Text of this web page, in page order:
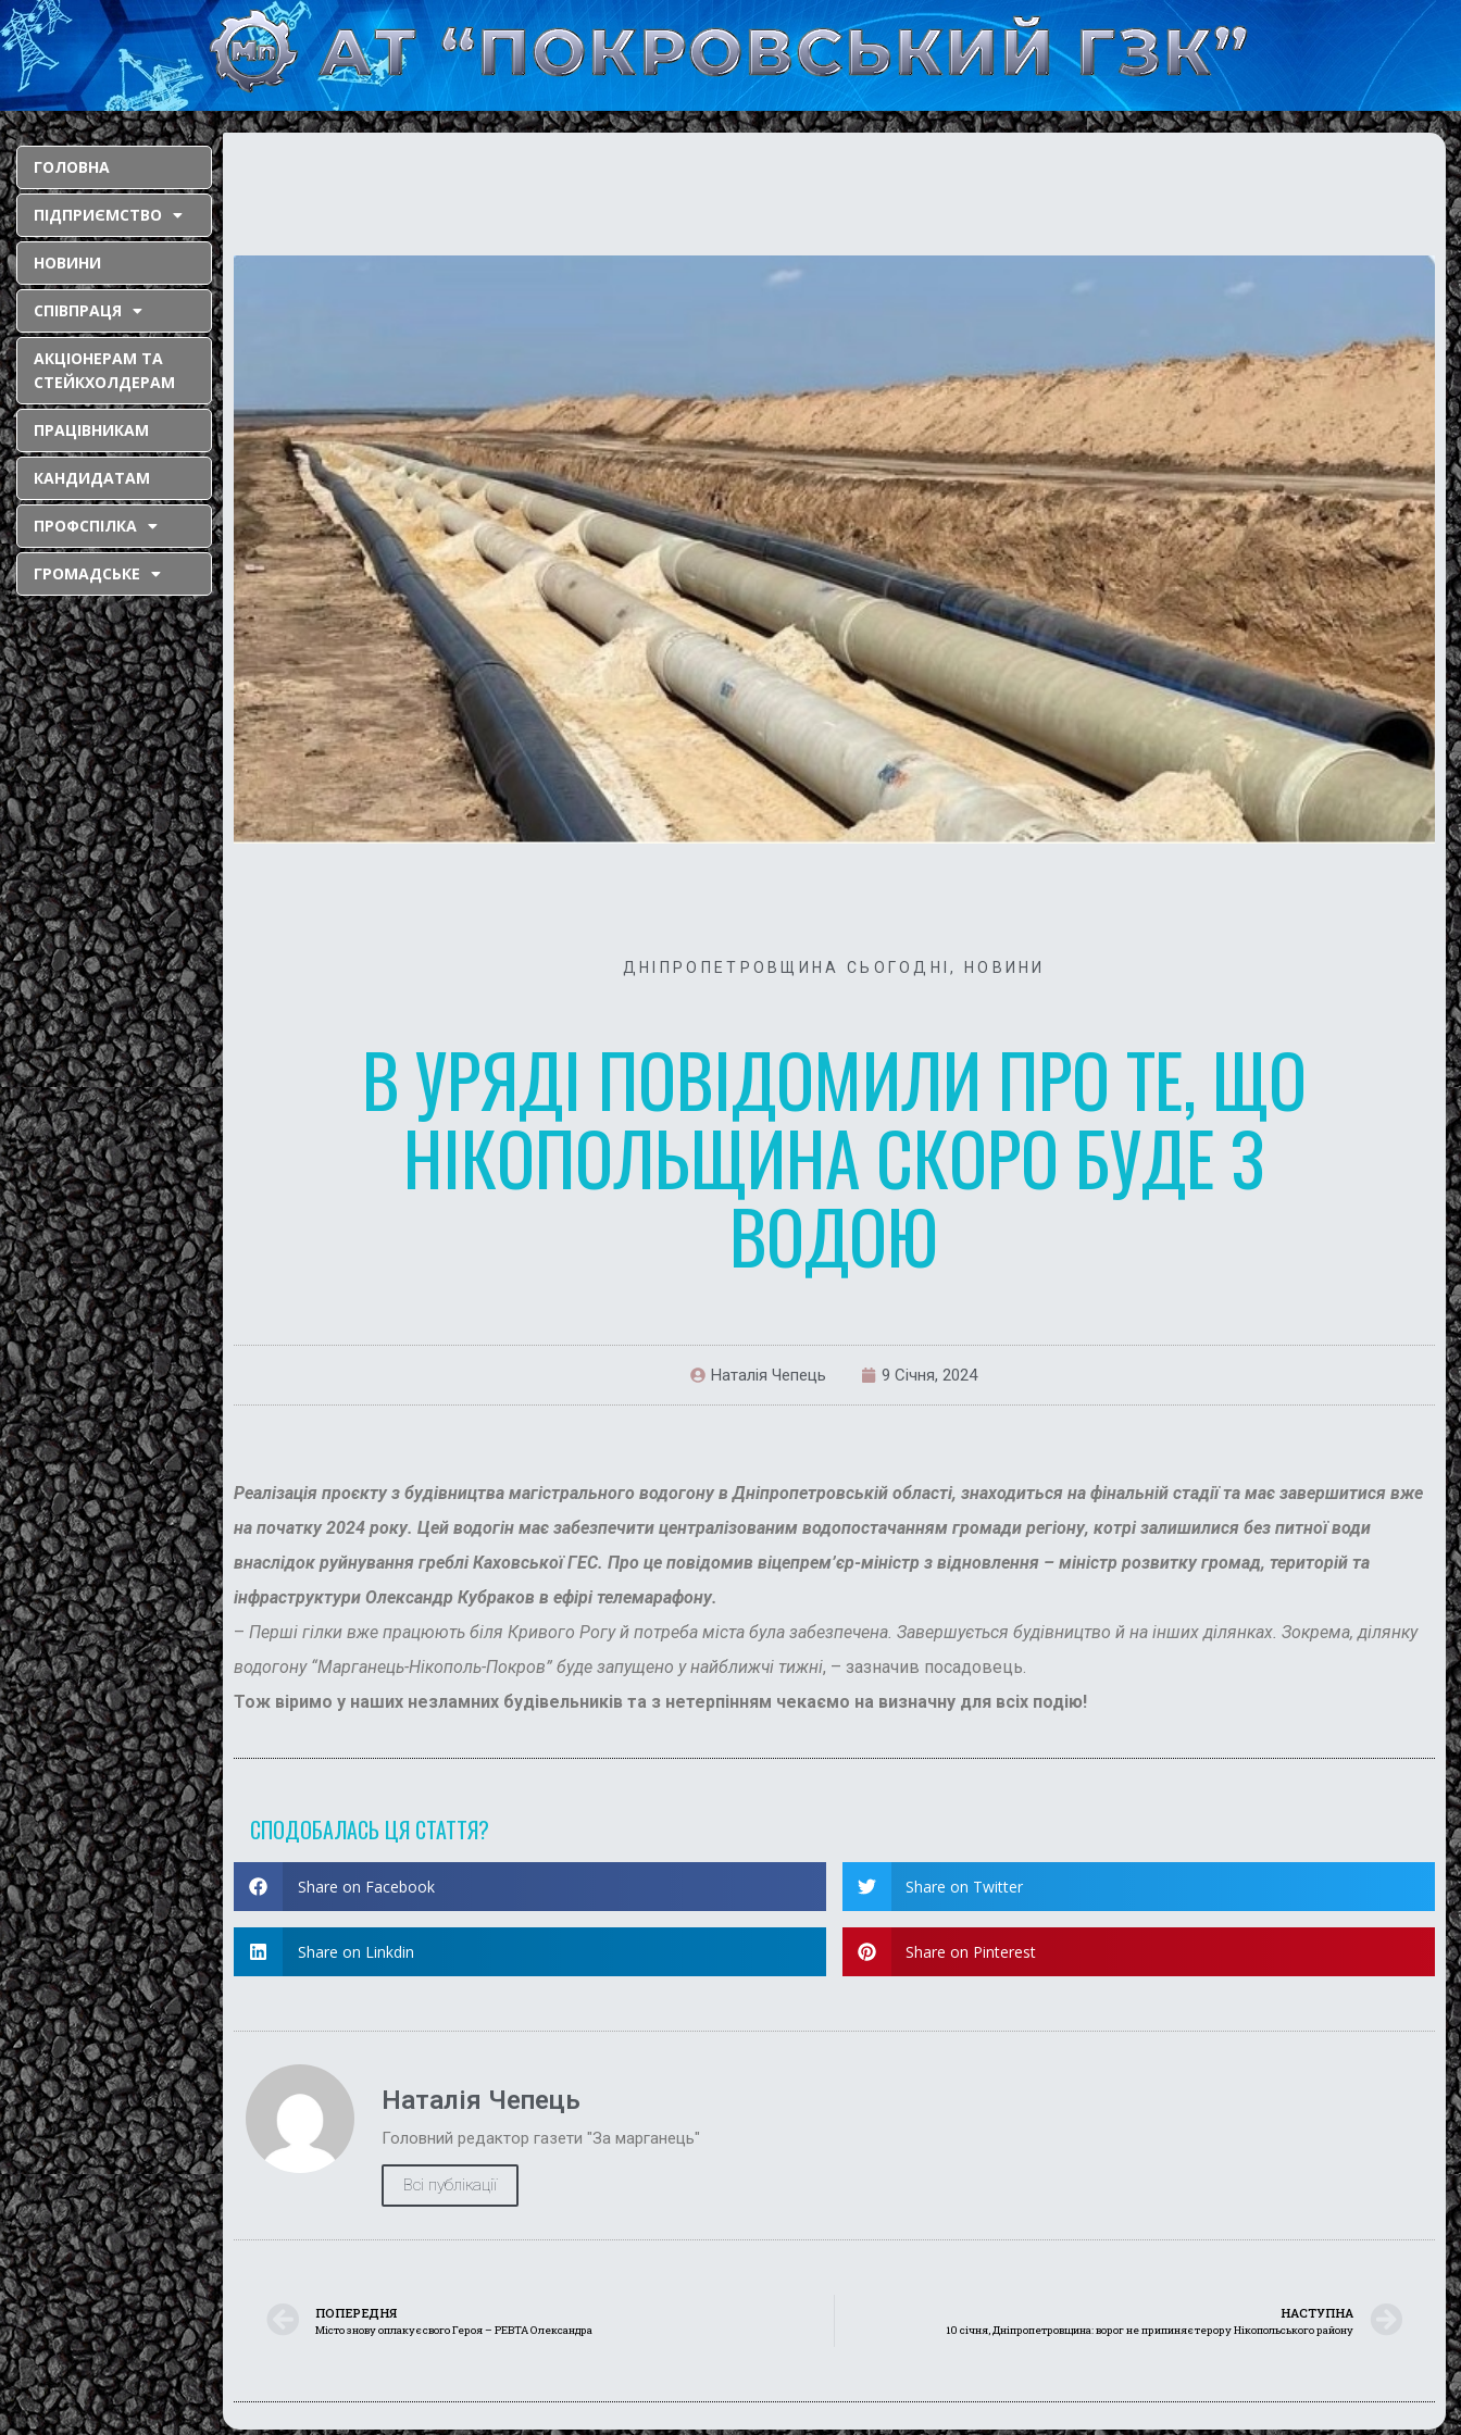
ГОЛОВНА
ПІДПРИЄМСТВО
НОВИНИ
СПІВПРАЦЯ
АКЦІОНЕРАМ ТА
СТЕЙКХОЛДЕРАМ
ПРАЦІВНИКАМ
КАНДИДАТАМ
ПРОФСПІЛКА
ГРОМАДСЬКЕ
ДНІПРОПЕТРОВЩИНА СЬОГОДНІ, НОВИНИ
В УРЯДІ ПОВІДОМИЛИ ПРО ТЕ, ЩО
НІКОПОЛЬЩИНА СКОРО БУДЕ З
ВОДОЮ
Наталія Чепець 9 Січня, 2024
Реалізація проєкту з будівництва магістрального водогону в Дніпропетровській області, знаходиться на фінальній стадії та має завершитися вже
на початку 2024 року. Цей водогін має забезпечити централізованим водопостачанням громади регіону, котрі залишилися без питної води
внаслідок руйнування греблі Каховської ГЕС. Про це повідомив віцепрем’єр-міністр з відновлення – міністр розвитку громад, територій та
інфраструктури Олександр Кубраков в ефірі телемарафону.
–Перші гілки вже працюють біля Кривого Рогу й потреба міста була забезпечена. Завершується будівництво й на інших ділянках. Зокрема, ділянку
водогону “Марганець-Нікополь-Покров” буде запущено у найближчі тижні, – зазначив посадовець.
Тож віримо у наших незламних будівельників та з нетерпінням чекаємо на визначну для всіх подію!
СПОДОБАЛАСЬ ЦЯ СТАТТЯ?
Share on Facebook Share on Twitter
Share on Linkdin Share on Pinterest
Наталія Чепець
Головний редактор газети "За марганець"
Всі публікації
ПОПЕРЕДНЯ
Місто знову оплакує свого Героя – РЕВТА Олександра
НАСТУПНА
10 січня, Дніпропетровщина: ворог не припиняє терору Нікопольського району